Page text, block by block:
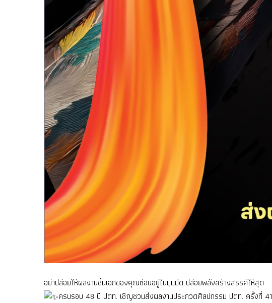
อย่าปล่อยให้ผลงานชิ้นเอกของคุณซ่อนอยู่ในมุมมืด ปล่อยพลังสร้างสรรค์ให้สุด
ครบรอบ 48 ปี ปตท. เชิญชวนส่งผลงานประกวดศิลปกรรม ปตท. ครั้งที่ 41